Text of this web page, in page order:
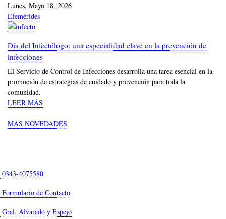
Lunes, Mayo 18, 2026
Efemérides
Día del Infectólogo: una especialidad clave en la prevención de
infecciones
El Servicio de Control de Infecciones desarrolla una tarea esencial en la
promoción de estrategias de cuidado y prevención para toda la
comunidad.
LEER MÁS
MAS NOVEDADES
0343-4075580
Formulario de Contacto
Gral. Alvarado y Espejo